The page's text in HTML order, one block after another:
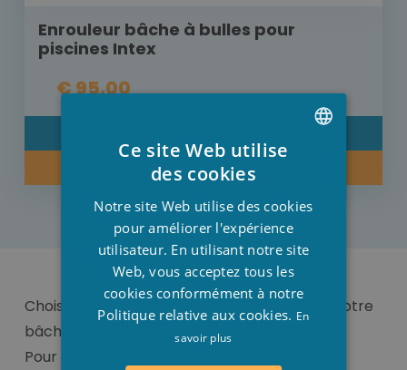
Enrouleur bâche à bulles pour
piscines Intex
€ 95,00
ACHETER MAINTENANT
Choisissez un système d’enroulement pour votre
bâche de piscine sur mesure
Pour enlever facilement la bâche de votre
ENGLISH
Ce site Web utilise
des cookies
Notre site Web utilise des cookies
pour améliorer l'expérience
utilisateur. En utilisant notre site
Web, vous acceptez tous les
cookies conformément à notre
Politique relative aux cookies. En
savoir plus